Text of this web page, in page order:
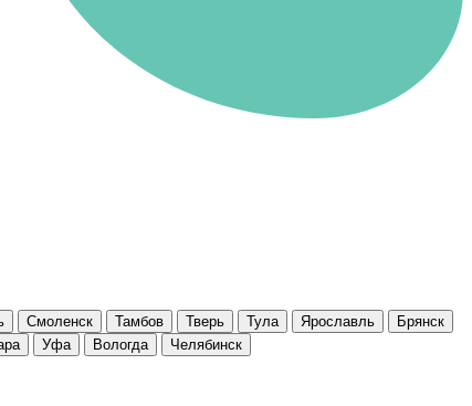
Смоленск Тамбов Тверь Тула Ярославль
Брянск
Уфа Вологда Челябинск